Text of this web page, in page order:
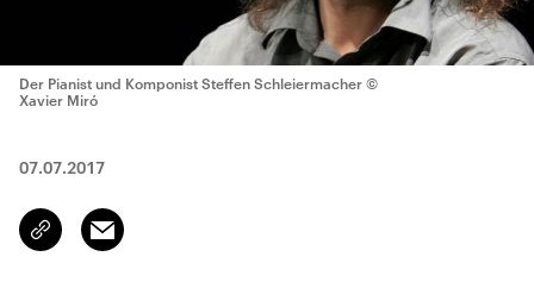
Der Pianist und Komponist Steffen Schleiermacher ©
Xavier Miró
07.07.2017
Link
kopieren/teilen
Email